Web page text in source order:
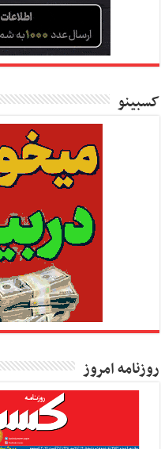
کسبینو
روزنامه امروز